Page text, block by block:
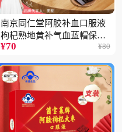
南京同仁堂阿胶补血口服液
枸杞熟地黄补气血蓝帽保健
品100ML
¥70 ¥80